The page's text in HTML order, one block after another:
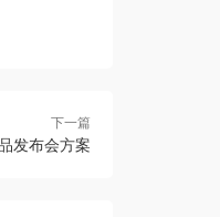
下一篇
发布会方案